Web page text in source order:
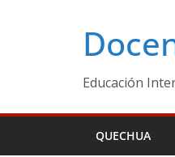
Educación
QUECHUA